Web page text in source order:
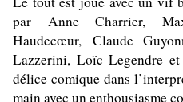
par Anne Charrier,
Haudecœur, Claude
Lazzerini, Loïc Legendre
délice comique dans
main avec un enthousiasme